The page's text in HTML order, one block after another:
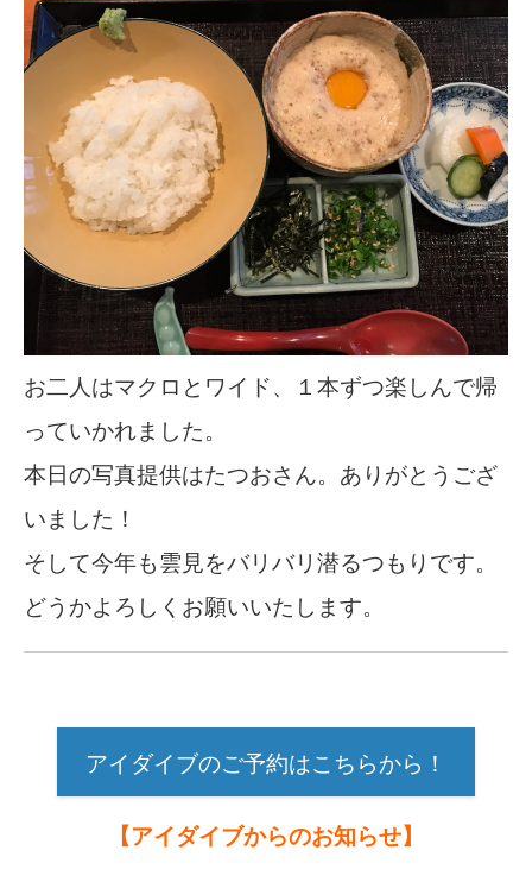
お二人はマクロとワイド、１本ずつ楽しんで帰
っていかれました。
本日の写真提供はたつおさん。ありがとうござ
いました！
そして今年も雲見をバリバリ潜るつもりです。
どうかよろしくお願いいたします。
アイダイブのご予約はこちらから！
【アイダイブからのお知らせ】